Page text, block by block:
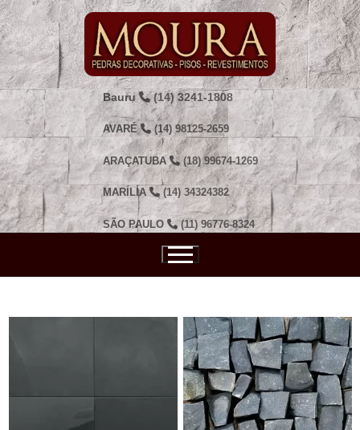
Pular
para
o
conteúdo
Bauru (14) 3241-1808
AVARÉ (14) 98125-2659
ARAÇATUBA (18) 99674-1269
MARÍLIA (14) 34324382
SÃO PAULO (11) 96776-8324